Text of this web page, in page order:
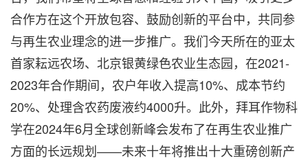
合作方在这个开放包容、鼓励创新的平台中，共同参
与再生农业理念的进一步推广。我们今天所在的亚太
首家耘远农场、北京银黄绿色农业生态园，在2021-
2023年合作期间，农户年收入提高10%、成本节约
20%、处理含农药废液约4000升。此外，拜耳作物科
学在2024年6月全球创新峰会发布了在再生农业推广
方面的长远规划——未来十年将推出十大重磅创新产